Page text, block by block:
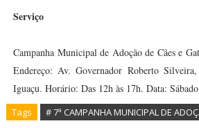
Serviço
Campanha Municipal de Adoção de Cães e
Endereço: Av. Governador Roberto
Iguaçu. Horário: Das 12h às 17h. Data:
Tags # 7ª CAMPANHA MUNICIPAL DE